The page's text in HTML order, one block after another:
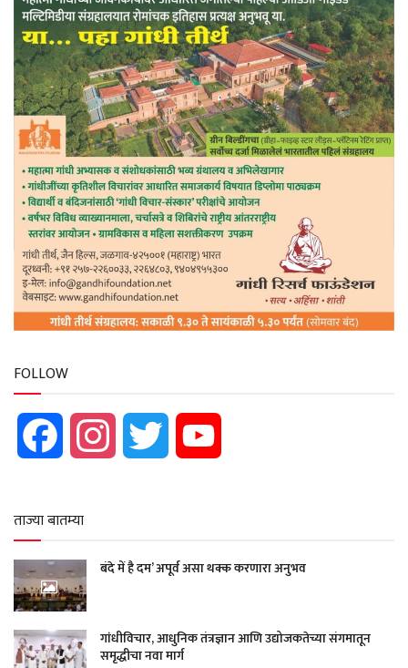
FOLLOW
Facebook Instagram Twitter
ताज्या बातम्या
बंदे में है दम’ अपूर्व असा थक्क करणारा अनुभव
गांधीविचार, आधुनिक तंत्रज्ञान आणि उद्योजकतेच्या संगमातून
समृद्धीचा नवा मार्ग